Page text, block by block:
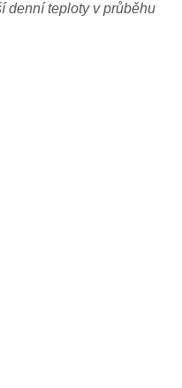
denní teploty v průběhu